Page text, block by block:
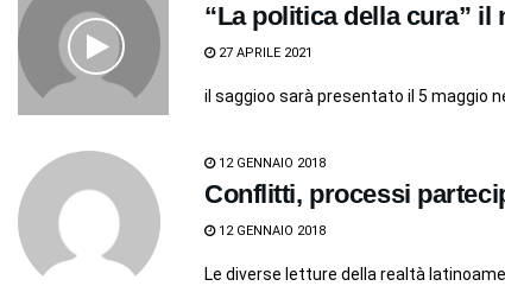
“La politica della cura”
27 APRILE 2021
il saggioo sarà presentato il 5 maggio
12 GENNAIO 2018
Conflitti, processi
12 GENNAIO 2018
Le diverse letture della realtà